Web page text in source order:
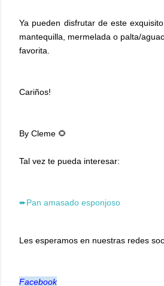
Ya pueden disfrutar de este
mantequilla, mermelada o palta/
favorita.
Cariños!
By Cleme 🌻
Tal vez te pueda interesar:
➨Pan amasado esponjoso
Les esperamos en nuestras redes
Facebook